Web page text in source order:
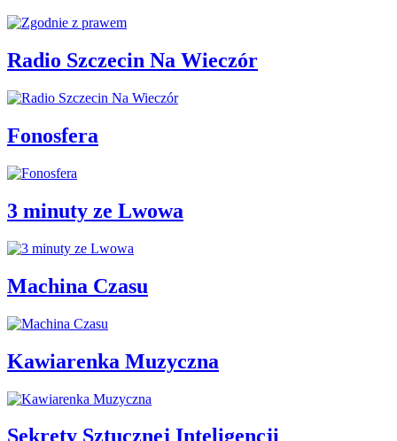
Radio Szczecin Na Wieczór
Fonosfera
3 minuty ze Lwowa
Machina Czasu
Kawiarenka Muzyczna
Sekrety Sztucznej Inteligencji